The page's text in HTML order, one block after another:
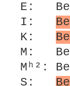
E:
I:
K:
M:
Mʰ²:
S: